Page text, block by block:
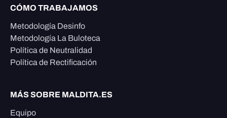
CÓMO TRABAJAMOS
Metodología Desinfo
Metodología La Buloteca
Política de Neutralidad
Política de Rectificación
MÁS SOBRE MALDITA.ES
Equipo